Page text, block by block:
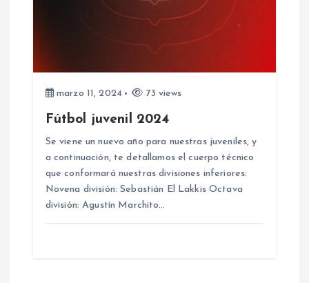
marzo 11, 2024 73 views
Fútbol juvenil 2024
Se viene un nuevo año para nuestras juveniles, y
a continuación, te detallamos el cuerpo técnico
que conformará nuestras divisiones inferiores:
Novena división: Sebastián El Lakkis Octava
división: Agustín Marchito…